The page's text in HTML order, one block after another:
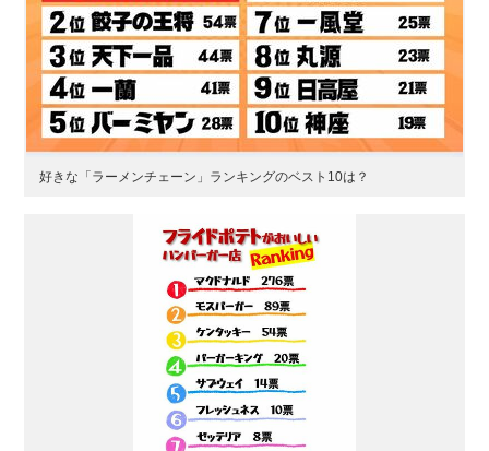
好きな「ラーメンチェーン」ランキングのベスト10は？